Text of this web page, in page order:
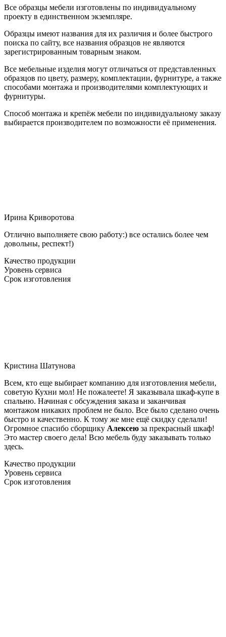
Все образцы мебели изготовлены по индивидуальному
проекту в единственном экземпляре.
Образцы имеют названия для их различия и более быстрого
поиска по сайту, все названия образцов не являются
зарегистрированным товарным знаком.
Все мебельные изделия могут отличаться от представленных
образцов по цвету, размеру, комплектации, фурнитуре, а также
способами монтажа и производителями комплектующих и
фурнитуры.
Способ монтажа и крепёж мебели по индивидуальному заказу
выбирается производителем по возможности её применения.
Ирина Криворотова
Отлично выполняете свою работу:) все остались более чем
довольны, респект!)
Качество продукции
Уровень сервиса
Срок изготовления
Кристина Шатунова
Всем, кто еще выбирает компанию для изготовления мебели,
советую Кухни мол! Не пожалеете! Я заказывала шкаф-купе в
спальню. Начиная с обсуждения заказа и заканчивая
монтажом никаких проблем не было. Все было сделано очень
быстро и качественно. К тому же мне ещё скидку сделали!
Огромное спасибо сборщику Алексею за прекрасный шкаф!
Это мастер своего дела! Всю мебель буду заказывать только
здесь.
Качество продукции
Уровень сервиса
Срок изготовления